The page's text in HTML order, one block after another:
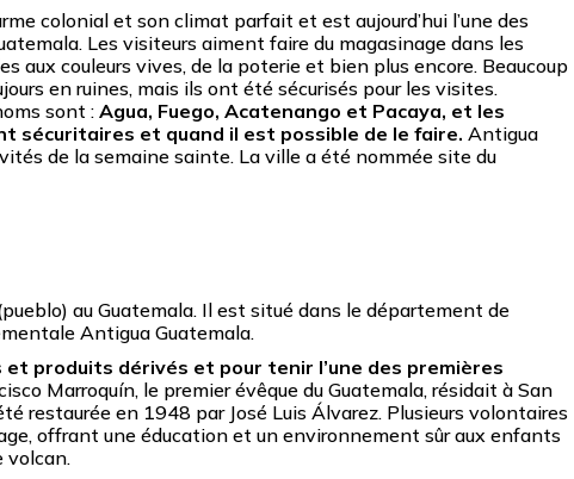
colonial et son climat parfait et est aujourd’hui l’une des
Les visiteurs aiment faire du magasinage dans les
aux couleurs vives, de la poterie et bien plus encore. Beaucoup
en ruines, mais ils ont été sécurisés pour les visites.
sont :Agua, Fuego, Acatenango et Pacaya, et les
sécuritaires et quand il est possible de le faire. Antigua
de la semaine sainte. La ville a été nommée site du
au Guatemala. Il est situé dans le département de
Antigua Guatemala.
produits dérivés et pour tenir l’une des premières
Marroquín, le premier évêque du Guatemala, résidait à San
restaurée en 1948 par José Luis Álvarez. Plusieurs volontaires
offrant une éducation et un environnement sûr aux enfants
volcan.